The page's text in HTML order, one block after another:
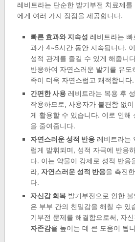
레비트라는 단순한 발기부전 치료제를
에게 여러 가지 장점을 제공합니다.
빠른 효과와 지속성 레비트라는
과가 4~5시간 동안 지속됩니다.
성적 관계를 즐길 수 있게 해줍니
반응하여 자연스러운 발기를 유
족이 더욱 자연스럽고 쾌적합니다.
간편한 사용레비트라는 복용 후
작용하므로, 사용자가 불편함 없
게 활용할 수 있습니다. 이로 인해
을 줄여줍니다.
자연스러운 성적 반응레비트라는
럽게 발휘되며, 성적 자극에 반응
다. 이는 약물이 강제로 성적 반응
라, 자연스러운 성적 반응을 촉진
다.
자신감 회복발기부전으로 인한
은 부부 간의 친밀감을 해칠 수 있
기부전 문제를 해결함으로써, 자
자존감을 높이는 데 큰 도움이 됩